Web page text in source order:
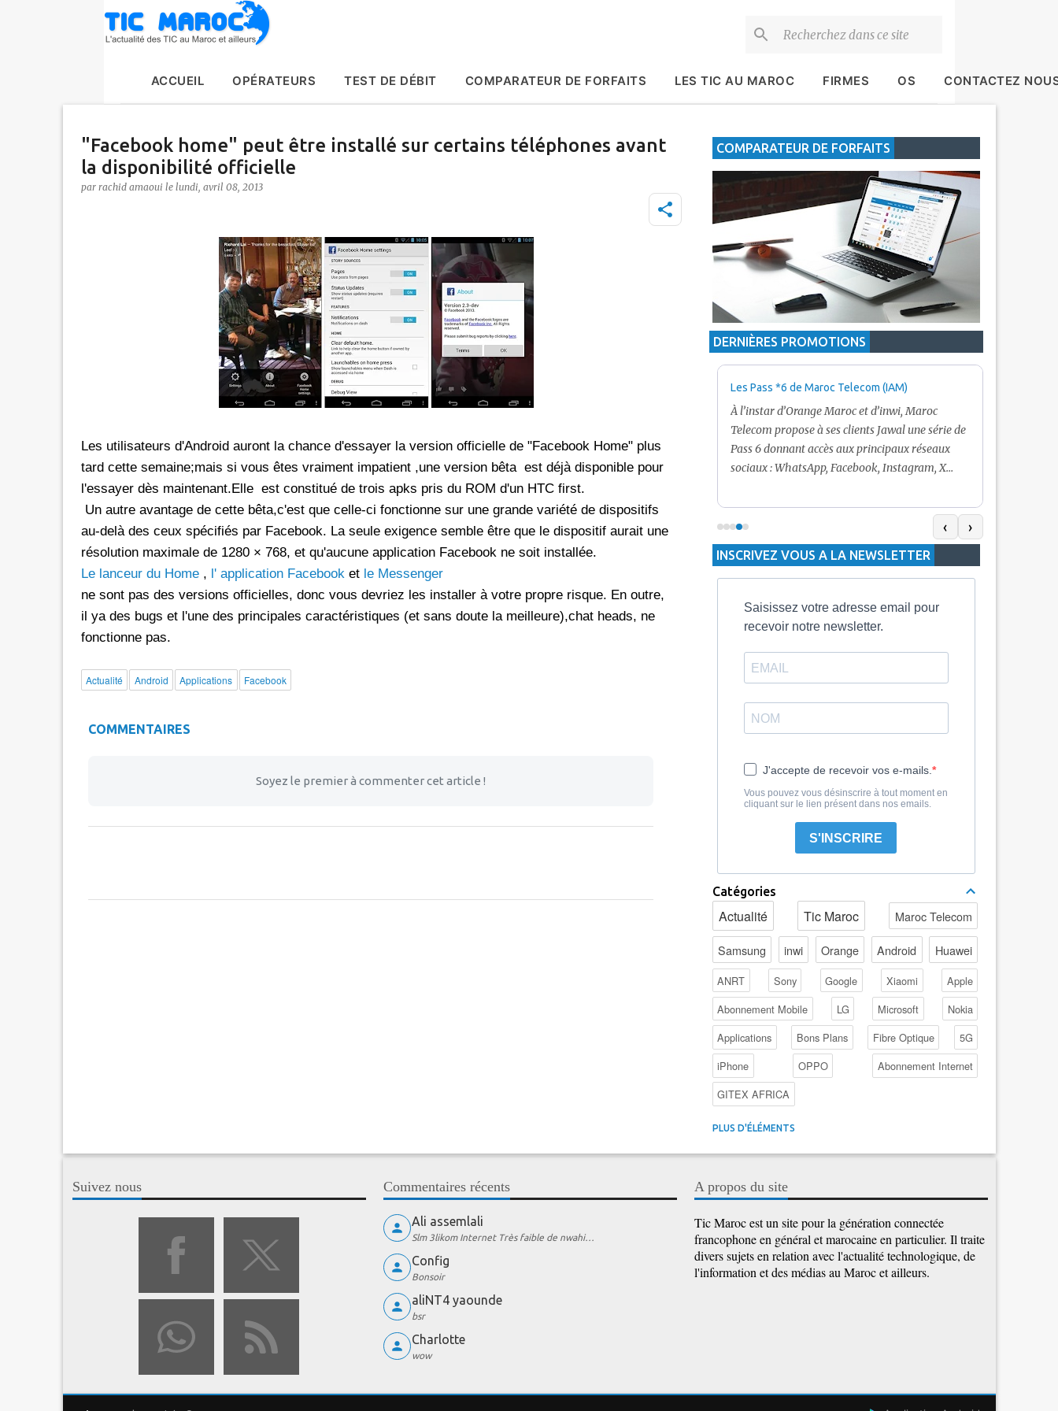
ACCUEIL OPÉRATEURS TEST DE DÉBIT COMPARATEUR DE FORFAITS LES TIC AU MAROC FIRMES OS CONTACTEZ
"Facebook home" peut être installé sur certains téléphones avant
la disponibilité officielle
par rachid amaoui le lundi, avril 08, 2013
Les utilisateurs d'Android auront la chance d'essayer la version officielle de "Facebook Home" plus
tard cette semaine;mais si vous êtes vraiment impatient ,une version bêta est déjà disponible pour
l'essayer dès maintenant.Elle est constitué de trois apks pris du ROM d'un HTC first.
Un autre avantage de cette bêta,c'est que celle-ci fonctionne sur une grande variété de dispositifs
au-delà des ceux spécifiés par Facebook. La seule exigence semble être que le dispositif aurait une
résolution maximale de 1280 × 768, et qu'aucune application Facebook ne soit installée.
Le lanceur du Home, l' application Facebooket le Messenger
ne sont pas des versions officielles, donc vous devriez les installer à votre propre risque. En outre,
il ya des bugs et l'une des principales caractéristiques (et sans doute la meilleure),chat heads, ne
fonctionne pas.
Actualité Android Applications Facebook
COMMENTAIRES
Soyez le premier à commenter cet article !
COMPARATEUR DE FORFAITS
DERNIÈRES PROMOTIONS
réseaux sociaux chez Orange.
d'une offre promotionnelle qui
mars 2026, les clients prépayés
peuvent désormais bénéficier
code d'une recharge de 30 Dh
Promotion inwi: L'illimité vers les réseaux sociaux
avec *6
bénéficier ses clients prépayés d'un accès à
certains réseaux sociaux. A 5 Dh, le client aura
droit à 100 Mo valables vers WhatsApp,
Facebook, Twitter, Instagram et Snapchat voire
300 Mo pour le Pass de 10 Dh. Notons au
passage que dans le cadre d'une offre
promotionnelle qui prendra fin le 23 mars 2026,
le Pass 30 Dh de inwi offre un
Promotion Orange Maroc: Recharge x25 +
Internet
de ses clients mobiles en prépayé par 25 et ce,
pour toute recharge de 30 Dh ou plus. De plus,
Orange offre, suite à n'importe quelle recharge,
un volume d'internet variant selon le montant de
ladite recharge. La durée de validité du volume
d'internet est de 7 jours alors que celle du solde
Les Pass *6 de Maroc Telecom (IAM)
À l’instar d’Orange Maroc et d’inwi, Maroc
Telecom propose à ses clients Jawal une série de
Pass 6 donnant accès aux principaux réseaux
sociaux : WhatsApp, Facebook, Instagram, X
5 Dh inclut 100 Mo, le Pass 10 Dh offre 400 Mo,
tandis que les formules à 20 Dh et 30 Dh
proposent respectivement 1 Go et 2 Go. Les
durées de validité sont de 3 jours pour
‹ ›
INSCRIVEZ VOUS A LA NEWSLETTER
Saisissez votre adresse email pour
recevoir notre newsletter.
J'accepte de recevoir vos e-mails.
Vous pouvez vous désinscrire à tout moment en
cliquant sur le lien présent dans nos emails.
S'INSCRIRE
Catégories
Actualité Tic Maroc Maroc Telecom
Samsung inwi Orange Android Huawei
ANRT Sony Google Xiaomi
Apple
Abonnement Mobile
LG Microsoft
Nokia
Applications
Bons Plans Fibre Optique
5G
iPhone
OPPO
Abonnement Internet
GITEX AFRICA
4G au Maroc
Intelligence Artificielle
Cybersécurité
Promotions Maroc Telecom
PLUS D'ÉLÉMENTS
Suivez nous Commentaires récents
Ali assemlali
Slm 3likom Internet Très faible de nwahi…
Config
Bonsoir
aliNT4 yaounde
bsr
Charlotte
wow
A propos du site
Tic Maroc est un site pour la génération connectée
francophone en général et marocaine en particulier. Il traite
divers sujets en relation avec l'actualité technologique, de
l'information et des médias au Maroc et ailleurs.